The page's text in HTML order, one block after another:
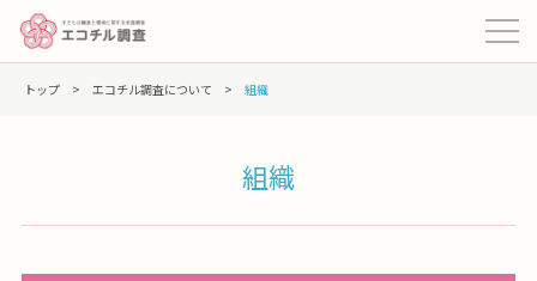
トップ > エコチル調査について > 組織
組織